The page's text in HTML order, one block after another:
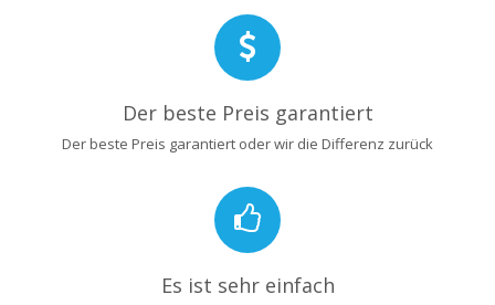
Der beste Preis garantiert
Der beste Preis garantiert oder wir die Differenz zurück
Es ist sehr einfach